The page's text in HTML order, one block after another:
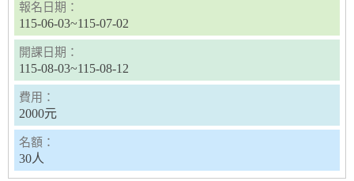
報名日期：
115-06-03~115-07-02
開課日期：
115-08-03~115-08-12
費用：
2000元
名額：
30人